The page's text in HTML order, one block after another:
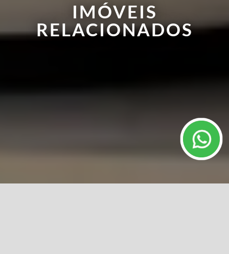
IMÓVEIS
RELACIONADOS